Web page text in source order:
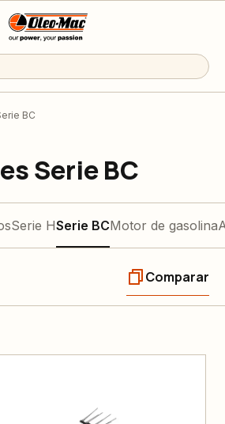
BC
Serie BC
Serie HSerie BCMotor de gasolina
Comparar